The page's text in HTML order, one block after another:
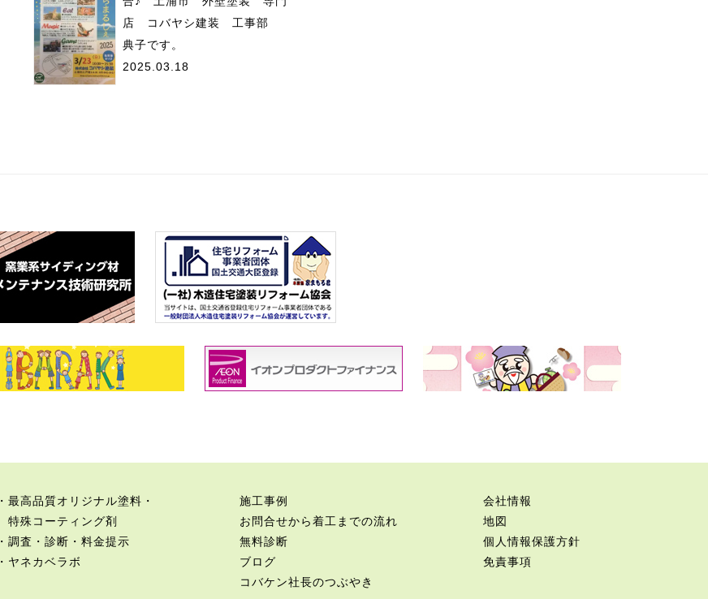
店 コバヤシ建装 工事部
典子です。
2025.03.18
・最高品質オリジナル塗料・
特殊コーティング剤
・調査・診断・料金提示
・ヤネカベラボ
施工事例
お問合せから着工までの流れ
無料診断
ブログ
コバケン社長のつぶやき
会社情報
地図
個人情報保護方針
免責事項